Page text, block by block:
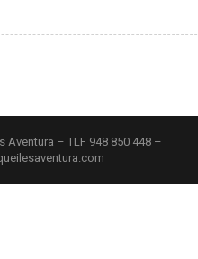
Aventura – TLF 948 850 448 –